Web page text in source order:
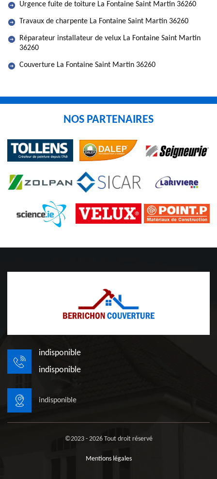
Urgence fuite de toiture La Fontaine Saint Martin 36260
Travaux de charpente La Fontaine Saint Martin 36260
Réparateur installateur de velux La Fontaine Saint Martin
36260
Couverture La Fontaine Saint Martin 36260
NOS PARTENAIRES
indisponible
indisponible
indisponible
©2023 - 2026 Tout droit réservé
Mentions légales